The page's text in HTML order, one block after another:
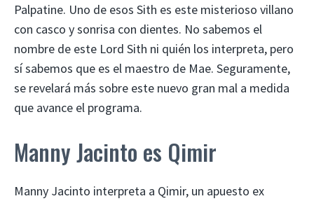
Palpatine. Uno de esos Sith es este misterioso villano
con casco y sonrisa con dientes. No sabemos el
nombre de este Lord Sith ni quién los interpreta, pero
sí sabemos que es el maestro de Mae. Seguramente,
se revelará más sobre este nuevo gran mal a medida
que avance el programa.
Manny Jacinto es Qimir
Manny Jacinto interpreta a Qimir, un apuesto ex